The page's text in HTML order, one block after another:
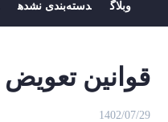
وبلاگ دسته‌بندی نشده
قوانین تعویض
1402/07/29